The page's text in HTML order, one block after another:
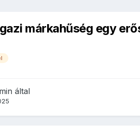
márkahűség egy
által